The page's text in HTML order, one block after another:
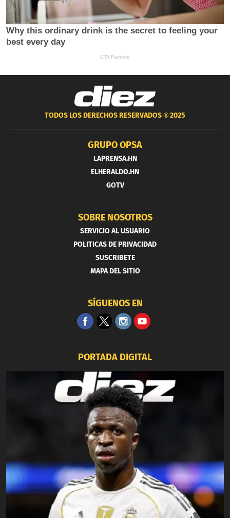
TODOS LOS DERECHOS RESERVADOS ®2025
GRUPO OPSA
LAPRENSA.HN
ELHERALDO.HN
GOTV
SOBRE NOSOTROS
SERVICIO AL USUARIO
POLITICAS DE PRIVACIDAD
SUSCRIBETE
MAPA DEL SITIO
SÍGUENOS EN
PORTADA DIGITAL